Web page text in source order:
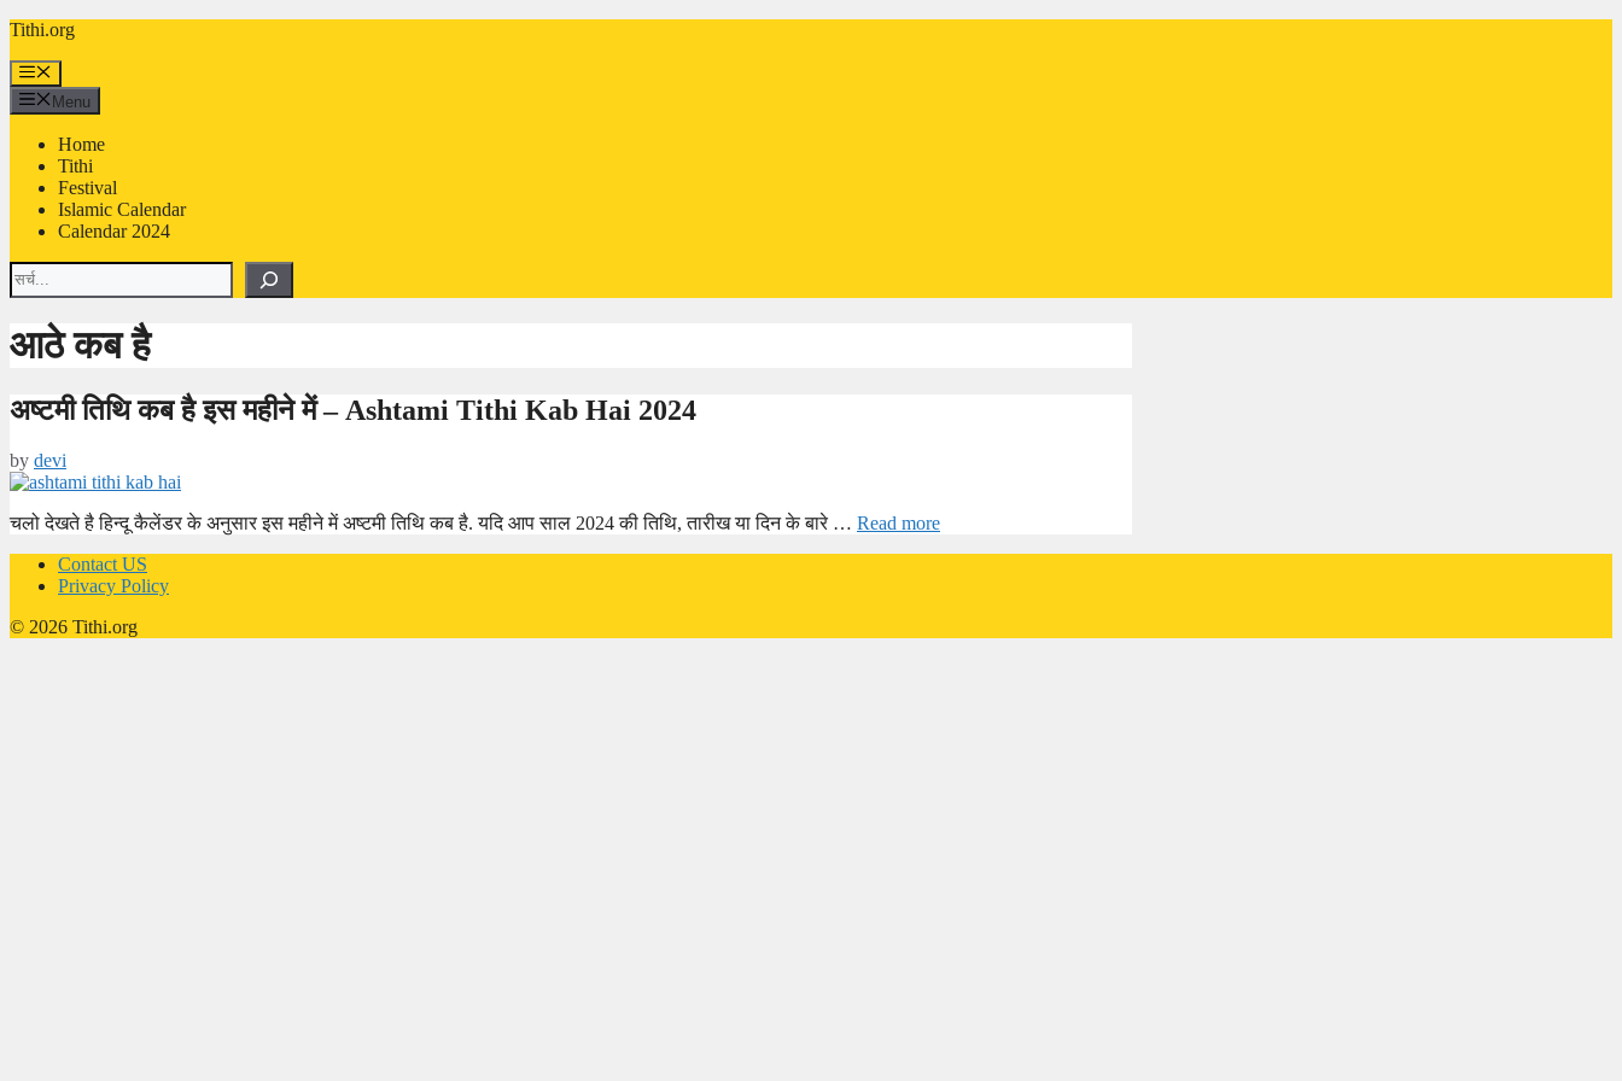
Skip
content
Tithi.org
Menu
Menu
Home
Tithi
Festival
Islamic Calendar
Calendar 2024
Search
आठे कब है
अष्टमी तिथि कब है इस महीने में – Ashtami Tithi Kab Hai 2024
by devi
चलो देखते है हिन्दू कैलेंडर के अनुसार इस महीने में अष्टमी तिथि कब है. यदि आप साल 2024 की तिथि, तारीख या दिन के बारे … Read more
Contact US
Privacy Policy
© 2026 Tithi.org